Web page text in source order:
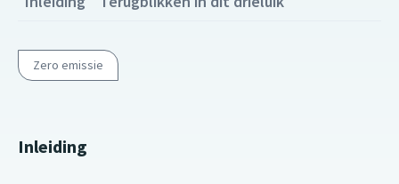
Zero emissie
Inleiding